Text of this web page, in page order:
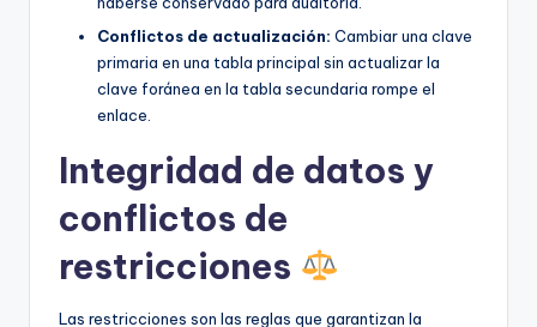
Conflictos de actualización: Cambiar una clave
primaria en una tabla principal sin actualizar la
clave foránea en la tabla secundaria rompe el
enlace.
Integridad de datos y
conflictos de
restricciones
Las restricciones son las reglas que garantizan la